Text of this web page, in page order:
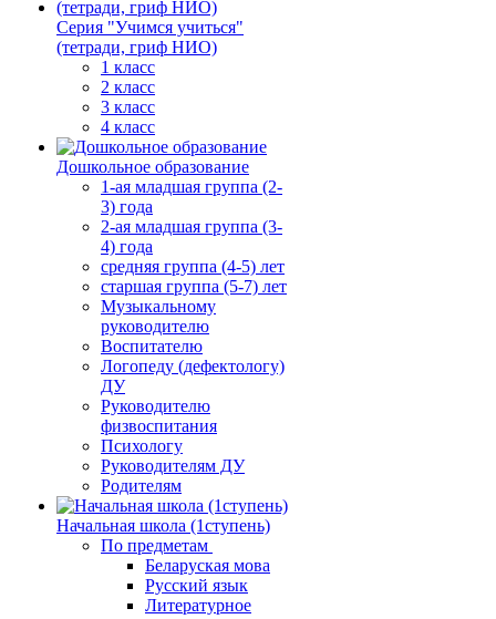
Серия "Учимся учиться"
(тетради, гриф НИО)
1 класс
2 класс
3 класс
4 класс
Дошкольное образование
1-ая младшая группа (2-
3) года
2-ая младшая группа (3-
4) года
средняя группа (4-5) лет
старшая группа (5-7) лет
Музыкальному
руководителю
Воспитателю
Логопеду (дефектологу)
ДУ
Руководителю
физвоспитания
Психологу
Руководителям ДУ
Родителям
Начальная школа (1ступень)
По предметам
Беларуская мова
Русский язык
Литературное